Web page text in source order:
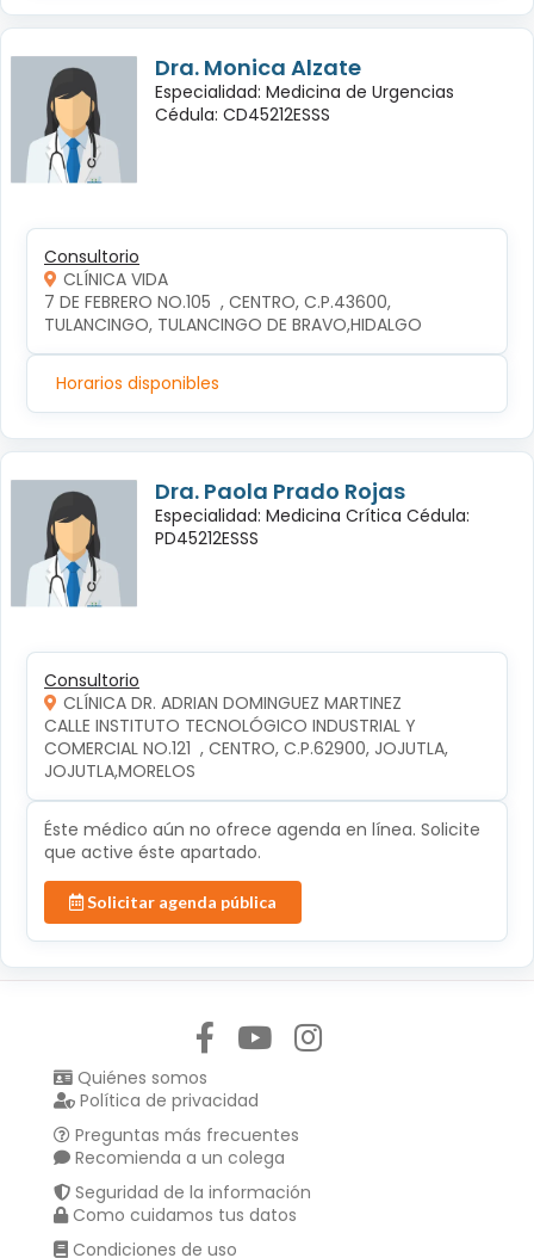
Dra. Monica Alzate
Especialidad: Medicina de Urgencias
Cédula: CD45212ESSS
Consultorio
CLÍNICA VIDA
7 DE FEBRERO NO.105  , CENTRO, C.P.43600,
TULANCINGO, TULANCINGO DE BRAVO,HIDALGO
Horarios disponibles
Dra. Paola Prado Rojas
Especialidad: Medicina Crítica Cédula:
PD45212ESSS
Consultorio
CLÍNICA DR. ADRIAN DOMINGUEZ MARTINEZ
CALLE INSTITUTO TECNOLÓGICO INDUSTRIAL Y
COMERCIAL NO.121  , CENTRO, C.P.62900, JOJUTLA,
JOJUTLA,MORELOS
Éste médico aún no ofrece agenda en línea. Solicite
que active éste apartado.
Solicitar agenda pública
Quiénes somos
Política de privacidad
Preguntas más frecuentes
Recomienda a un colega
Seguridad de la información
Como cuidamos tus datos
Condiciones de uso